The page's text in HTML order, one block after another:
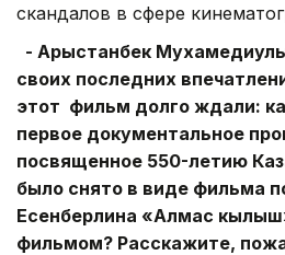
скандалов в сфере
- Арыстанбек
своих последних
этот фильм долго ждали:
первое документальное
посвященное 550-летию
было снято в виде фильма
Есенберлина «Алмас
фильмом? Расскажите,